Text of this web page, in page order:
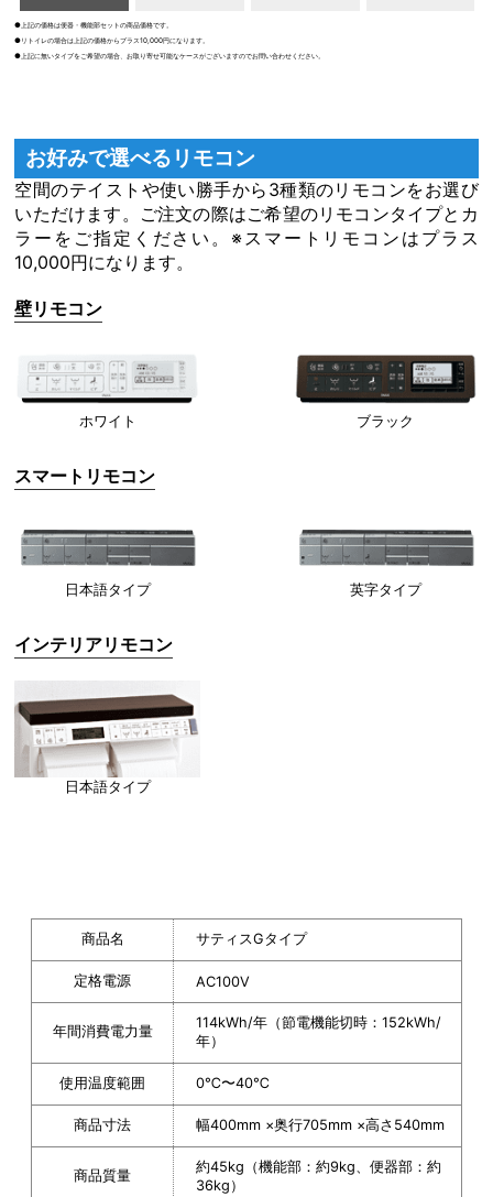
●上記の価格は便器・機能部セットの商品価格です。
●リトイレの場合は上記の価格からプラス10,000円になります。
●上記に無いタイプをご希望の場合、お取り寄せ可能なケースがございますのでお問い合わせください。
お好みで選べるリモコン
空間のテイストや使い勝手から3種類のリモコンをお選び
いただけます。ご注文の際はご希望のリモコンタイプとカ
ラーをご指定ください。※スマートリモコンはプラス
10,000円になります。
壁リモコン
ホワイト ブラック
スマートリモコン
日本語タイプ 英字タイプ
インテリアリモコン
日本語タイプ
商品名 サティスGタイプ
定格電源 AC100V
年間消費電力量
114kWh/年（節電機能切時：152kWh/
年）
使用温度範囲 0℃〜40℃
商品寸法 幅400mm ×奥行705mm ×高さ540mm
商品質量
約45kg（機能部：約9kg、便器部：約
36kg）